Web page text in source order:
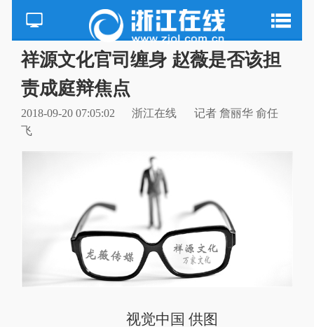
祥源文化官司缠身 赵薇是否该担
责成庭辩焦点
2018-09-20 07:05:02 浙江在线
记者 詹丽华 俞任
飞
视觉中国 供图